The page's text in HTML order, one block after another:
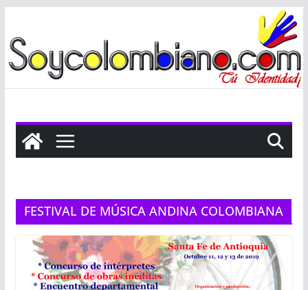
al
contenido
FESTIVAL DE MÚSICA ANDINA COLOMBIANA